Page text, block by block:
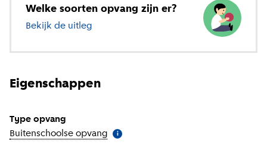
Welke soorten opvang zijn er?
Bekijk de uitleg over verschillende soorten opvang
Eigenschappen
Type opvang
Buitenschoolse opvang Meer informatie
i